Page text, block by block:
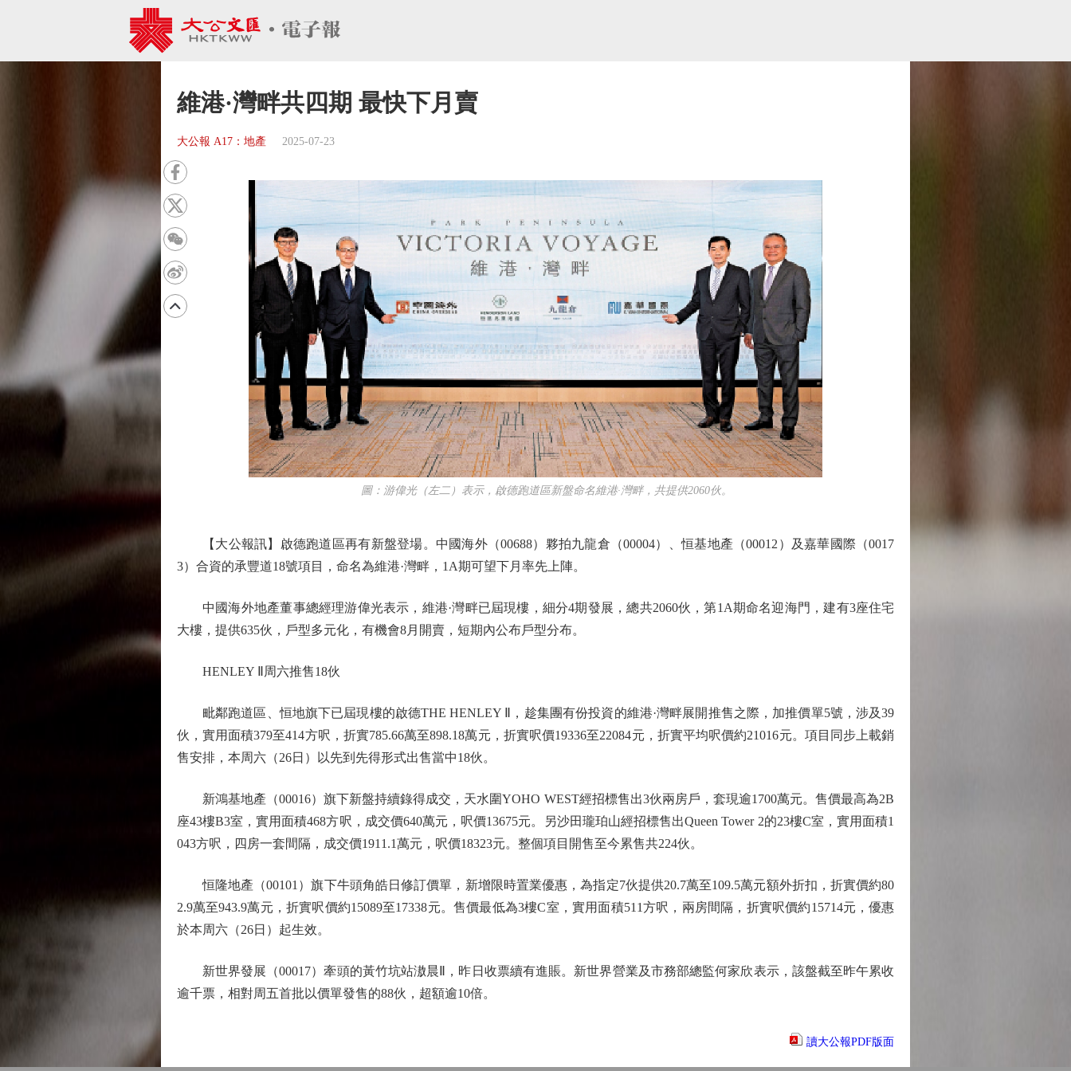
維港·灣畔共四期 最快下月賣
大公報 A17：地產 2025-07-23
圖：游偉光（左二）表示，啟德跑道區新盤命名維港·灣畔，共提供2060伙。
【大公報訊】啟德跑道區再有新盤登場。中國海外（00688）夥拍九龍倉（00004）、恒基地產（00012）及嘉華國際（0017
3）合資的承豐道18號項目，命名為維港·灣畔，1A期可望下月率先上陣。
中國海外地產董事總經理游偉光表示，維港·灣畔已屆現樓，細分4期發展，總共2060伙，第1A期命名迎海門，建有3座住宅
大樓，提供635伙，戶型多元化，有機會8月開賣，短期內公布戶型分布。
HENLEY Ⅱ周六推售18伙
毗鄰跑道區、恒地旗下已屆現樓的啟德THE HENLEY Ⅱ，趁集團有份投資的維港·灣畔展開推售之際，加推價單5號，涉及39
伙，實用面積379至414方呎，折實785.66萬至898.18萬元，折實呎價19336至22084元，折實平均呎價約21016元。項目同步上載銷
售安排，本周六（26日）以先到先得形式出售當中18伙。
新鴻基地產（00016）旗下新盤持續錄得成交，天水圍YOHO WEST經招標售出3伙兩房戶，套現逾1700萬元。售價最高為2B
座43樓B3室，實用面積468方呎，成交價640萬元，呎價13675元。另沙田瓏珀山經招標售出Queen Tower 2的23樓C室，實用面積1
043方呎，四房一套間隔，成交價1911.1萬元，呎價18323元。整個項目開售至今累售共224伙。
恒隆地產（00101）旗下牛頭角皓日修訂價單，新增限時置業優惠，為指定7伙提供20.7萬至109.5萬元額外折扣，折實價約80
2.9萬至943.9萬元，折實呎價約15089至17338元。售價最低為3樓C室，實用面積511方呎，兩房間隔，折實呎價約15714元，優惠
於本周六（26日）起生效。
新世界發展（00017）牽頭的黃竹坑站滶晨Ⅱ，昨日收票續有進賬。新世界營業及市務部總監何家欣表示，該盤截至昨午累收
逾千票，相對周五首批以價單發售的88伙，超額逾10倍。
讀大公報PDF版面